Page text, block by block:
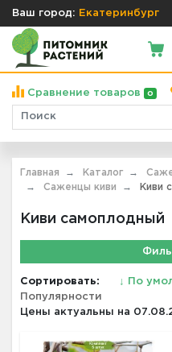
Ваш город: Екатеринбург
Сравнение товаров 0
Главная Каталог
Саженцы киви
Киви
Киви самоплодный
Сортировать: ↓ По
Популярности
Цены актуальны на